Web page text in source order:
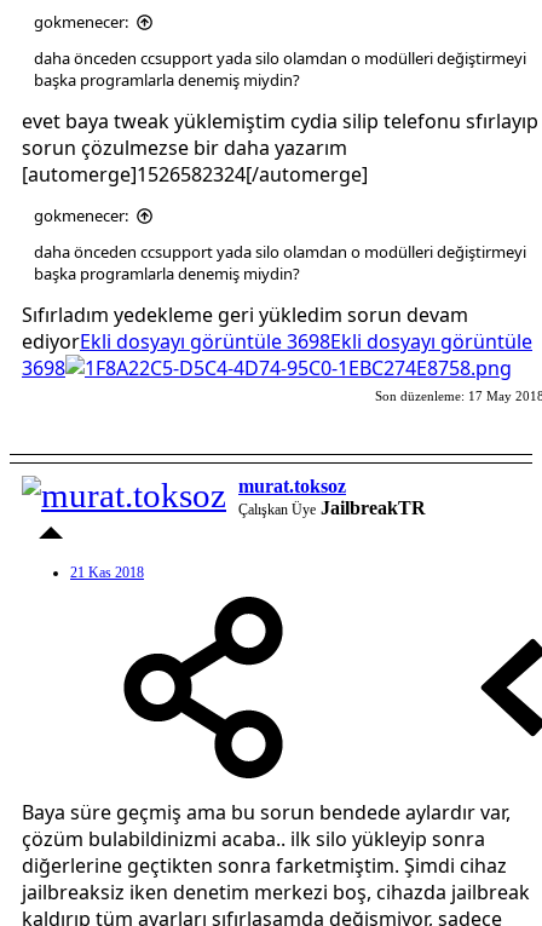
gokmenecer:
daha önceden ccsupport yada silo olamdan o modülleri değiştirmeyi
başka programlarla denemiş miydin?
evet baya tweak yüklemiştim cydia silip telefonu sfırlayıp
sorun çözulmezse bir daha yazarım
[automerge]1526582324[/automerge]
gokmenecer:
daha önceden ccsupport yada silo olamdan o modülleri değiştirmeyi
başka programlarla denemiş miydin?
Sıfırladım yedekleme geri yükledim sorun devam
ediyorEkli dosyayı görüntüle 3698Ekli dosyayı görüntüle
3698
Son düzenleme: 17 May
murat.toksoz
Çalışkan Üye JailbreakTR
21 Kas 2018
Baya süre geçmiş ama bu sorun bendede aylardır var,
çözüm bulabildinizmi acaba.. ilk silo yükleyip sonra
diğerlerine geçtikten sonra farketmiştim. Şimdi cihaz
jailbreaksiz iken denetim merkezi boş, cihazda jailbreak
kaldırıp tüm ayarları sıfırlasamda değişmiyor, sadece